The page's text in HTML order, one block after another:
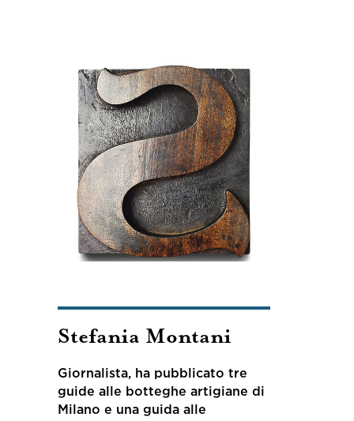
Stefania Montani
Giornalista, ha pubblicato tre
guide alle botteghe artigiane di
Milano e una guida alle